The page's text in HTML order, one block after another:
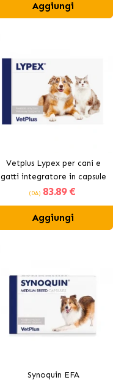
Aggiungi
Vetplus Lypex per cani e
gatti integratore in capsule
(DA) 83.89 €
Aggiungi
Synoquin EFA